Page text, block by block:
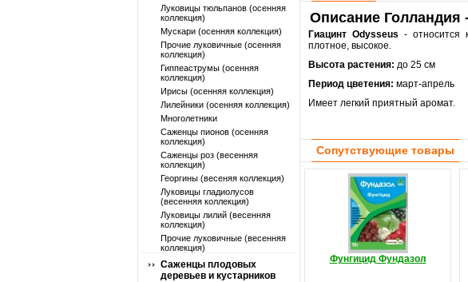
Луковицы тюльпанов (осенняя
коллекция)
Мускари (осенняя коллекция)
Прочие луковичные (осенняя
коллекция)
Гиппеаструмы (осенняя
коллекция)
Ирисы (осенняя коллекция)
Лилейники (осенняя коллекция)
Многолетники
Саженцы пионов (осенняя
коллекция)
Саженцы роз (весенняя
коллекция)
Георгины (весеняя коллекция)
Луковицы гладиолусов
(весенняя коллекция)
Луковицы лилий (весенняя
коллекция)
Прочие луковичные (весенняя
коллекция)
Саженцы плодовых
деревьев и кустарников
Описание Голландия
Гиацинт Odysseus - относится
плотное, высокое.
Высота растения: до 25 см
Период цветения: март-апрель
Имеет легкий приятный аромат.
Сопутствующие товары
Фунгицид Фундазол